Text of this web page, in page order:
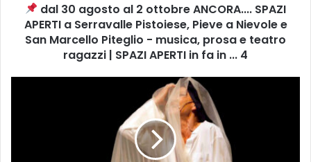
dal 30 agosto al 2 ottobre ANCORA.... SPAZI
APERTI a Serravalle Pistoiese, Pieve a Nievole e
San Marcello Piteglio - musica, prosa e teatro
ragazzi | SPAZI APERTI in fa in ... 4